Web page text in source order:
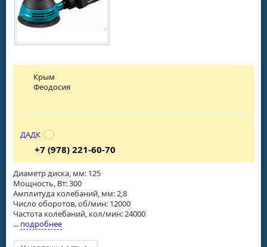
Диаметр диска, мм: 125
Мощность, Вт: 300
Амплитуда колебаний, мм: 2,8
Число оборотов, об/мин: 12000
Частота колебаний, кол/мин: 24000
... подробнее
Крым
Феодосия
ДАДК
+7 (978) 221-60-70